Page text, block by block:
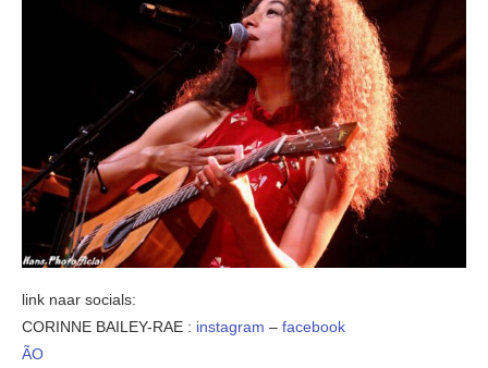
link naar socials:
CORINNE BAILEY-RAE : instagram – facebook
ÃO